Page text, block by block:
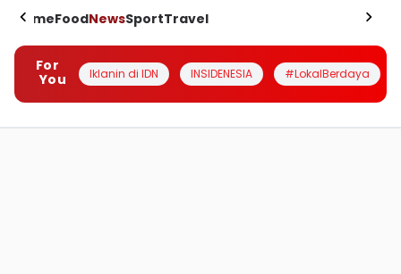
HomeFoodNewsSportTravel
For
You
Iklanin di IDN INSIDENESIA #LokalBerdaya